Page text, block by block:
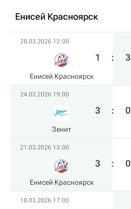
Енисей Красноярск
28.03.2026 12:00
Енисей Красноярск
1 : 3
24.03.2026 19:00
Зенит
3 : 0
21.03.2026 13:00
Енисей Красноярск
3 : 0
18.03.2026 17:00